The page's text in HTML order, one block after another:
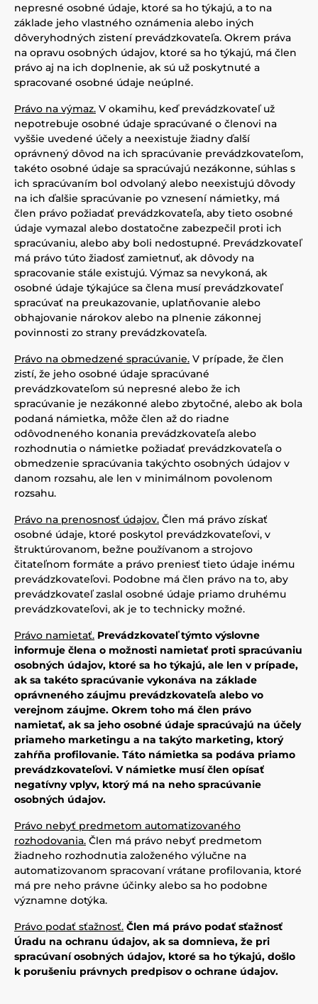
nepresné osobné údaje, ktoré sa ho týkajú, a to na
základe jeho vlastného oznámenia alebo iných
dôveryhodných zistení prevádzkovateľa. Okrem práva
na opravu osobných údajov, ktoré sa ho týkajú, má člen
právo aj na ich doplnenie, ak sú už poskytnuté a
spracované osobné údaje neúplné.
Právo na výmaz. V okamihu, keď prevádzkovateľ už
nepotrebuje osobné údaje spracúvané o členovi na
vyššie uvedené účely a neexistuje žiadny ďalší
oprávnený dôvod na ich spracúvanie prevádzkovateľom,
takéto osobné údaje sa spracúvajú nezákonne, súhlas s
ich spracúvaním bol odvolaný alebo neexistujú dôvody
na ich ďalšie spracúvanie po vznesení námietky, má
člen právo požiadať prevádzkovateľa, aby tieto osobné
údaje vymazal alebo dostatočne zabezpečil proti ich
spracúvaniu, alebo aby boli nedostupné. Prevádzkovateľ
má právo túto žiadosť zamietnuť, ak dôvody na
spracovanie stále existujú. Výmaz sa nevykoná, ak
osobné údaje týkajúce sa člena musí prevádzkovateľ
spracúvať na preukazovanie, uplatňovanie alebo
obhajovanie nárokov alebo na plnenie zákonnej
povinnosti zo strany prevádzkovateľa.
Právo na obmedzené spracúvanie. V prípade, že člen
zistí, že jeho osobné údaje spracúvané
prevádzkovateľom sú nepresné alebo že ich
spracúvanie je nezákonné alebo zbytočné, alebo ak bola
podaná námietka, môže člen až do riadne
odôvodneného konania prevádzkovateľa alebo
rozhodnutia o námietke požiadať prevádzkovateľa o
obmedzenie spracúvania takýchto osobných údajov v
danom rozsahu, ale len v minimálnom povolenom
rozsahu.
Právo na prenosnosť údajov. Člen má právo získať
osobné údaje, ktoré poskytol prevádzkovateľovi, v
štruktúrovanom, bežne používanom a strojovo
čitateľnom formáte a právo preniesť tieto údaje inému
prevádzkovateľovi. Podobne má člen právo na to, aby
prevádzkovateľ zaslal osobné údaje priamo druhému
prevádzkovateľovi, ak je to technicky možné.
Právo namietať. Prevádzkovateľ týmto výslovne
informuje člena o možnosti namietať proti spracúvaniu
osobných údajov, ktoré sa ho týkajú, ale len v prípade,
ak sa takéto spracúvanie vykonáva na základe
oprávneného záujmu prevádzkovateľa alebo vo
verejnom záujme. Okrem toho má člen právo
namietať, ak sa jeho osobné údaje spracúvajú na účely
priameho marketingu a na takýto marketing, ktorý
zahŕňa profilovanie. Táto námietka sa podáva priamo
prevádzkovateľovi. V námietke musí člen opísať
negatívny vplyv, ktorý má na neho spracúvanie
osobných údajov.
Právo nebyť predmetom automatizovaného
rozhodovania. Člen má právo nebyť predmetom
žiadneho rozhodnutia založeného výlučne na
automatizovanom spracovaní vrátane profilovania, ktoré
má pre neho právne účinky alebo sa ho podobne
významne dotýka.
Právo podať sťažnosť. Člen má právo podať sťažnosť
Úradu na ochranu údajov, ak sa domnieva, že pri
spracúvaní osobných údajov, ktoré sa ho týkajú, došlo
k porušeniu právnych predpisov o ochrane údajov.